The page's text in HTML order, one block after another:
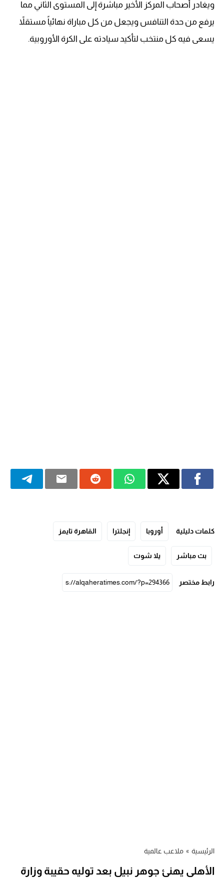
ويغادر أصحاب المركز الأخير مباشرة إلى المستوى الثاني مما
يرفع من حدة التنافس ويجعل من كل مباراة نهائياً مستقلاً
يسعى فيه كل منتخب لتأكيد سيادته على الكرة الأوروبية.
كلمات دليلية أوروبا إنجلترا القاهرة تايمز
بث مباشر يلا شوت
رابط مختصر
الرئيسية » ملاعب عالمية
الأهلي يهنئ جوهر نبيل بعد توليه حقيبة وزارة